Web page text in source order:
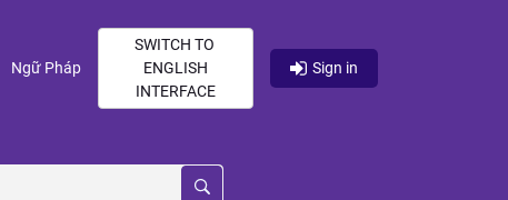
(current)
Ngữ Pháp(current)
SWITCH TO
ENGLISH
INTERFACE
Sign in